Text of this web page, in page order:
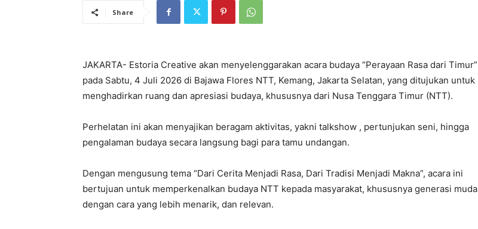
Share
JAKARTA- Estoria Creative akan menyelenggarakan acara budaya “Perayaan Rasa dari Timur”
pada Sabtu, 4 Juli 2026 di Bajawa Flores NTT, Kemang, Jakarta Selatan, yang ditujukan untuk
menghadirkan ruang dan apresiasi budaya, khususnya dari Nusa Tenggara Timur (NTT).
Perhelatan ini akan menyajikan beragam aktivitas, yakni talkshow , pertunjukan seni, hingga
pengalaman budaya secara langsung bagi para tamu undangan.
Dengan mengusung tema “Dari Cerita Menjadi Rasa, Dari Tradisi Menjadi Makna”, acara ini
bertujuan untuk memperkenalkan budaya NTT kepada masyarakat, khususnya generasi muda
dengan cara yang lebih menarik, dan relevan.